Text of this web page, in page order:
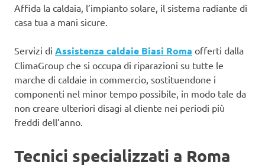
Affida la caldaia, l’impianto solare, il sistema radiante di
casa tua a mani sicure.
Servizi di Assistenza caldaie Biasi Roma offerti dalla
ClimaGroup che si occupa di riparazioni su tutte le
marche di caldaie in commercio, sostituendone i
componenti nel minor tempo possibile, in modo tale da
non creare ulteriori disagi al cliente nei periodi più
freddi dell’anno.
Tecnici specializzati a Roma